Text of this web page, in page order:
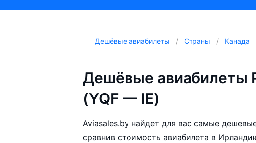
Дешёвые авиабилеты Страны Канада
Дешёвые авиабилеты
(YQF — IE)
Aviasales.by найдет для вас самые
сравнив стоимость авиабилета в